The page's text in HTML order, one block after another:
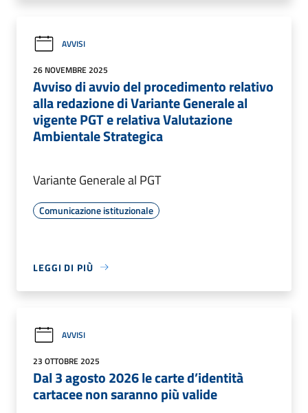
AVVISI
26 NOVEMBRE 2025
Avviso di avvio del procedimento relativo
alla redazione di Variante Generale al
vigente PGT e relativa Valutazione
Ambientale Strategica
Variante Generale al PGT
Comunicazione istituzionale
LEGGI DI PIÙ
AVVISI
23 OTTOBRE 2025
Dal 3 agosto 2026 le carte d’identità
cartacee non saranno più valide